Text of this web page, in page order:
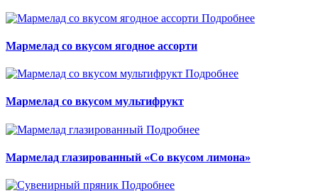
Подробнее
Мармелад со вкусом ягодное ассорти
Подробнее
Мармелад со вкусом мультифрукт
Подробнее
Мармелад глазированный «Со вкусом лимона»
Подробнее